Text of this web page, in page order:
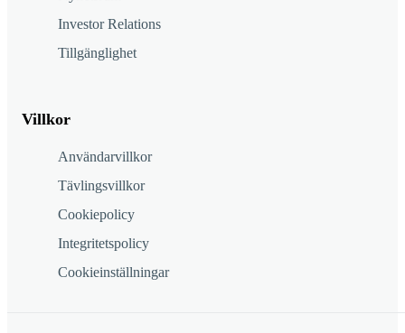
Investor Relations
Tillgänglighet
Villkor
Användarvillkor
Tävlingsvillkor
Cookiepolicy
Integritetspolicy
Cookieinställningar